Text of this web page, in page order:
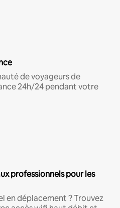
de voyageurs de
24h/24 pendant votre
professionnels pour les
en déplacement ? Trouvez